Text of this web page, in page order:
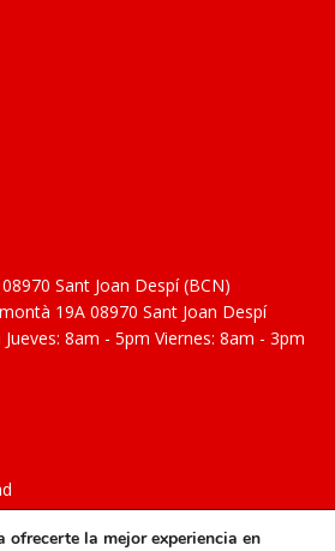
Sant Joan Despí (BCN)
19A 08970 Sant Joan Despí
8am - 5pm Viernes: 8am - 3pm
ofrecerte la mejor experiencia en